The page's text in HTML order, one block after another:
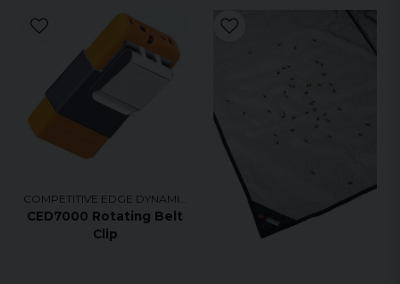
COMPETITIVE EDGE DYNAMICS
CED7000 Rotating Belt
Clip